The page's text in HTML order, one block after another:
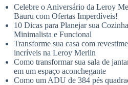
Celebre o Aniversário da Leroy
Bauru com Ofertas Imperdíveis!
10 Dicas para Planejar sua Cozinha
Minimalista e Funcional
Transforme sua casa com
incríveis na Leroy Merlin
Como transformar sua sala de
em um espaço aconchegante
Como um ADU de 384 pés